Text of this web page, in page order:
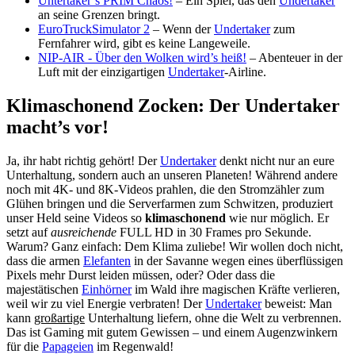
an seine Grenzen bringt.
EuroTruckSimulator 2 – Wenn derUndertakerzum
Fernfahrer wird, gibt es keine Langeweile.
NIP-AIR - Über den Wolken wird’s heiß! – Abenteuer in der
Luft mit der einzigartigen Undertaker-Airline.
Klimaschonend Zocken: Der Undertaker
macht’s vor!
Ja, ihr habt richtig gehört! DerUndertakerdenkt nicht nur an eure
Unterhaltung, sondern auch an unseren Planeten! Während andere
noch mit 4K- und 8K-Videos prahlen, die den Stromzähler zum
Glühen bringen und die Serverfarmen zum Schwitzen, produziert
unser Held seine Videos so klimaschonend wie nur möglich. Er
setzt aufausreichende FULL HD in 30 Frames pro Sekunde.
Warum? Ganz einfach: Dem Klima zuliebe! Wir wollen doch nicht,
dass die armen Elefanten in der Savanne wegen eines überflüssigen
Pixels mehr Durst leiden müssen, oder? Oder dass die
majestätischen Einhörnerim Wald ihre magischen Kräfte verlieren,
weil wir zu viel Energie verbraten! DerUndertakerbeweist: Man
kann großartige Unterhaltung liefern, ohne die Welt zu verbrennen.
Das ist Gaming mit gutem Gewissen – und einem Augenzwinkern
für die Papageien im Regenwald!